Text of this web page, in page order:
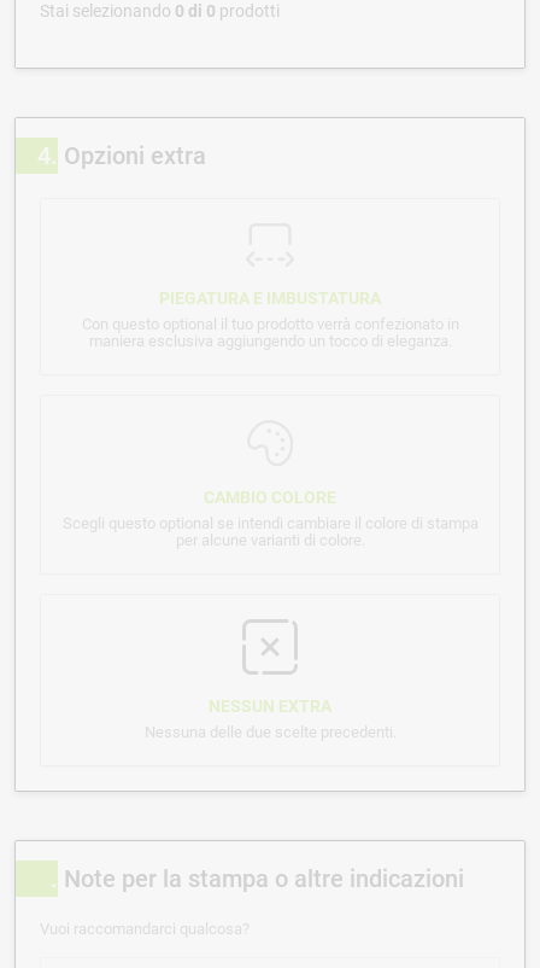
Stai selezionando 0 di 0 prodotti
4 Opzioni extra
PIEGATURA E IMBUSTATURA
Con questo optional il tuo prodotto verrà confezionato in
maniera esclusiva aggiungendo un tocco di eleganza.
CAMBIO COLORE
Scegli questo optional se intendi cambiare il colore di stampa
per alcune varianti di colore.
NESSUN EXTRA
Nessuna delle due scelte precedenti.
Note per la stampa o altre indicazioni
Vuoi raccomandarci qualcosa?